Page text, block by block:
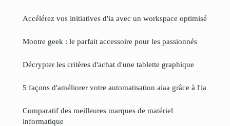
Accélérez vos initiatives d'ia avec un workspace optimisé
Montre geek : le parfait accessoire pour les passionnés
Décrypter les critères d'achat d'une tablette graphique
5 façons d'améliorer votre automatisation aiaa grâce à l'ia
Comparatif des meilleures marques de matériel
informatique